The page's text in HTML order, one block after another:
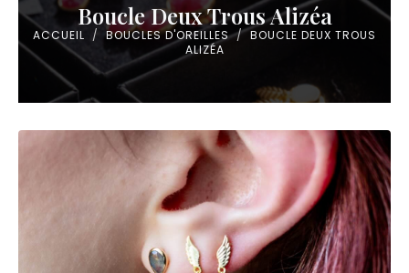
Boucle Deux Trous Alizéa
ACCUEIL BOUCLES D'OREILLES
BOUCLE DEUX TROUS
ALIZÉA